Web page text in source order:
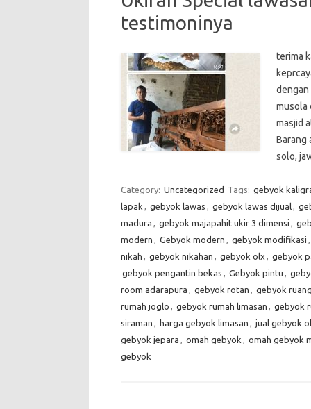
testimoninya
terima
dengan
musola
masjid
Barang
solo,
Category: Uncategorized Tags: gebyok
lapak , gebyok lawas , gebyok lawas dijual,
madura , gebyok majapahit ukir 3 dimensi ,
modern , Gebyok modern , gebyok modifikasi
nikah , gebyok nikahan , gebyok olx , gebyok
gebyok pengantin bekas , Gebyok pintu ,
room adarapura , gebyok rotan , gebyok
rumah joglo , gebyok rumah limasan , gebyok
siraman , harga gebyok limasan , jual gebyok
gebyok jepara , omah gebyok , omah gebyok
gebyok